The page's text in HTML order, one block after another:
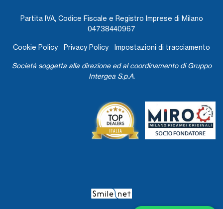
Partita IVA, Codice Fiscale e Registro Imprese di Milano
04738440967
Cookie Policy Privacy Policy Impostazioni di tracciamento
Società soggetta alla direzione ed al coordinamento di Gruppo
Intergea S.p.A.